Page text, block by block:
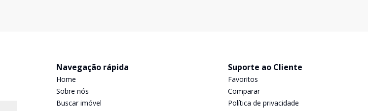
Navegação rápida
Home
Sobre nós
Buscar imóvel
Suporte ao Cliente
Favoritos
Comparar
Política de privacidade